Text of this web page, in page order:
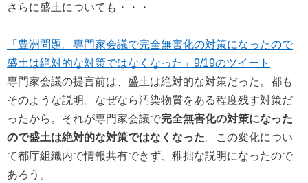
さらに盛土についても・・・
「豊洲問題。専門家会議で完全無害化の対策になったので
盛土は絶対的な対策ではなくなった」9/19のツイート
専門家会議の提言前は、盛土は絶対的な対策だった。都も
そのような説明。なぜなら汚染物質をある程度残す対策だ
ったから。それが専門家会議で完全無害化の対策になった
ので盛土は絶対的な対策ではなくなった。この変化につい
て都庁組織内で情報共有できず、稚拙な説明になったので
あろう。